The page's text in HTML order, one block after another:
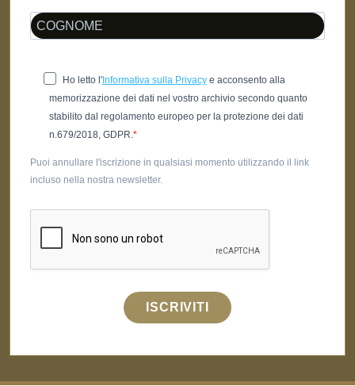
Ho letto l' Informativa sulla Privacy e acconsento alla
memorizzazione dei dati nel vostro archivio secondo quanto
stabilito dal regolamento europeo per la protezione dei dati
n.679/2018, GDPR.
Puoi annullare l'iscrizione in qualsiasi momento utilizzando il link
incluso nella nostra newsletter.
ISCRIVITI